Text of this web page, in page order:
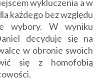
wykluczenia a w
każdego bez względu
wybory. W wyniku
decyduje się na
w obronie swoich
się z homofobią